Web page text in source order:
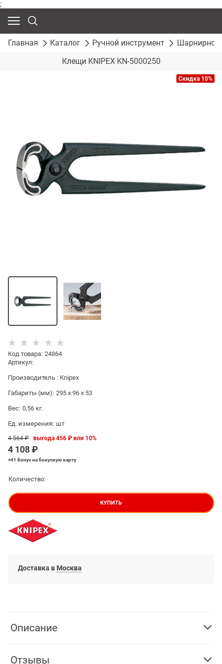
;
Главная Каталог Ручной инструмент
Шарнирно-
Клещи KNIPEX KN-5000250
Скидка 10%
Код товара: 24864
Артикул:
Производитель : Knipex
Габариты (мм): 295 x 96 x 53
Вес: 0,56 кг.
Ед. измерения: шт
4 564 ₽
4 108 ₽
выгода456 ₽ или 10%
+41 бонусна бонусную карту
Количество:
КУПИТЬ
Доставка в Москва
Описание
Отзывы